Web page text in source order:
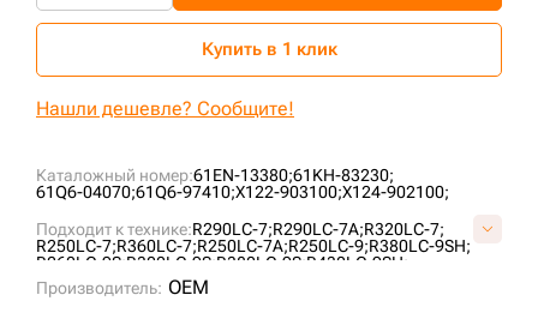
Каталожный номер:61EN-13380;61KH-83230;
61Q6-04070;61Q6-97410;X122-903100;X124-902100;
Подходит к технике:R290LC-7;R290LC-7A;R320LC-7;
R250LC-7;R360LC-7;R250LC-7A;R250LC-9;R380LC-9SH;
R260LC-9S;R300LC-9S;R380LC-9S;R430LC-9SH;
Производитель: OEM
Купить в 1 клик
Нашли дешевле? Сообщите!